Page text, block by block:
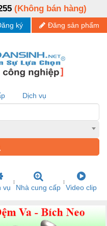
(Không bán hàng)
Đăng sản phẩm
ký
Dịch vụ
vụ Nhà cung cấp Video clip